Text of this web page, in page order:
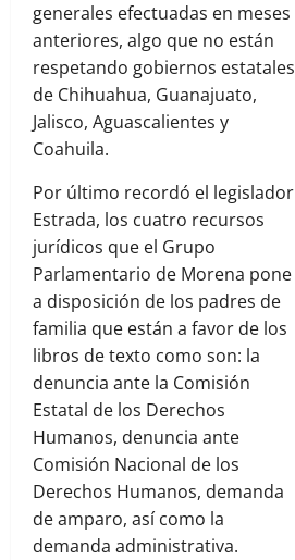
generales efectuadas en meses
anteriores, algo que no están
respetando gobiernos estatales
de Chihuahua, Guanajuato,
Jalisco, Aguascalientes y
Coahuila.
Por último recordó el legislador
Estrada, los cuatro recursos
jurídicos que el Grupo
Parlamentario de Morena pone
a disposición de los padres de
familia que están a favor de los
libros de texto como son: la
denuncia ante la Comisión
Estatal de los Derechos
Humanos, denuncia ante
Comisión Nacional de los
Derechos Humanos, demanda
de amparo, así como la
demanda administrativa.